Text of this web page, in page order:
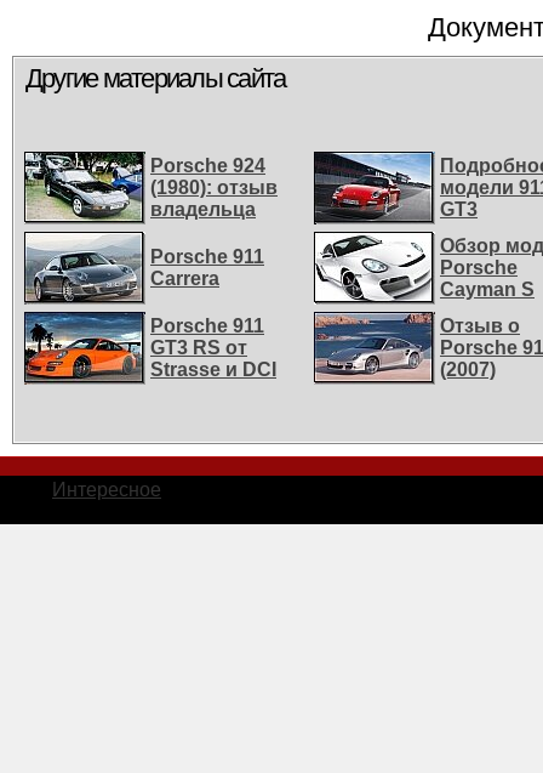
Другие материалы сайта
Porsche 924
(1980): отзыв
владельца
Porsche 911
Carrera
Porsche 911
GT3 RS от
Strasse и DCI
модели
GT3
Обзор
Porsche
Cayman S
Отзыв о
Porsche
(2007)
Интересное